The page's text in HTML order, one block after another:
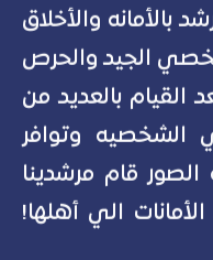
بالأمانه والأخلاق
الجيد والحرص
القيام بالعديد من
الشخصيه وتوافر
قام مرشدينا
الي أهلها!